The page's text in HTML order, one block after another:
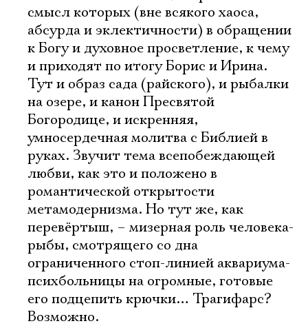
смысл которых (вне всякого хаоса,
абсурда и эклектичности) в обращении
к Богу и духовное просветление, к чему
и приходят по итогу Борис и Ирина.
Тут и образ сада (райского), и рыбалки
на озере, и канон Пресвятой
Богородице, и искренняя,
умносердечная молитва с Библией в
руках. Звучит тема всепобеждающей
любви, как это и положено в
романтической открытости
метамодернизма. Но тут же, как
перевёртыш, – мизерная роль человека-
рыбы, смотрящего со дна
ограниченного стоп-линией аквариума-
психбольницы на огромные, готовые
его подцепить крючки… Трагифарс?
Возможно.